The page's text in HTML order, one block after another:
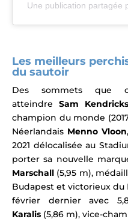
Une publication partagée
Les meilleurs
du sautoir
Des sommets que
atteindre
Sam Kendricks
champion du monde
Néerlandais Menno Vloon
2021 délocalisée au
porter sa nouvelle
Marschall (5,95 m),
Budapest et victorieux du
février dernier avec
Karalis (5,86 m), vice-